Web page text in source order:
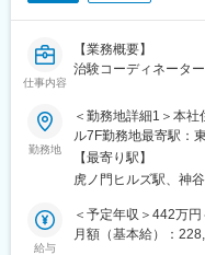
変更の範囲：会社の
（3）医療の知識：
増えていきます。薬
も多いです。
す。パソコンの使い
（5）チームで働く力
治験は医師、看護師
進めるので、チーム
【同社で働くメリッ
■安心の働きやすさ：
仕事内容
【業務概要】
治験コーディネータ
ります。
【お仕事の解説】
■治験とは：新薬開
れる試験(治験)のこと
■治験コーディネー
るよう、病院や研究
勤務地
＜勤務地詳細1＞本
ル7F勤務地最寄駅：
煙対策：屋内全面禁
静岡市内 受動喫煙対
【最寄り駅】
虎ノ門ヒルズ駅、神
給与
＜予定年収＞442万
月額（基本給）：